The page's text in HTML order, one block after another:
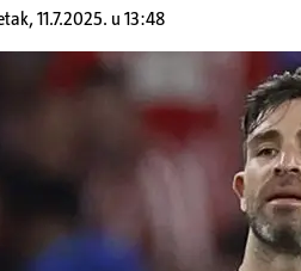
11.7.2025. u 13:48